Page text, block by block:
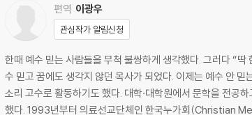
두려워하지 말라(요한계시록 1:17~19) 134
처음 행위를 가지라(요한계시록 2:1~7) 150
죽기까지 신실하라(요한계시록 2:8~11) 165
사탄이 사는 곳(요한계시록 2:12~17) 180
내가 올 때까지 굳게 잡으라(요한계시록 2:18~29) 195
생각하고 회개하라(요한계시록 3:1~6) 211
네 앞에 열려져 있는 문을(요한계시록 3:7~13) 226
편역 이광우
관심작가 알림신청
한때 예수 믿는 사람들을 무척 불쌍하게 생각했다. 그러다 “
수 믿고 꿈에도 생각지 않던 목사가 되었다. 이제는 예수 안
소리 고수로 활동하기도 했다. 대학·대학원에서 문학을 전공
했다. 1993년부터 의료선교단체인 한국누가회(Christian